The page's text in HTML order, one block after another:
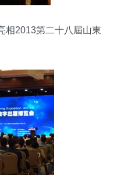
相2013第二十八屆山東